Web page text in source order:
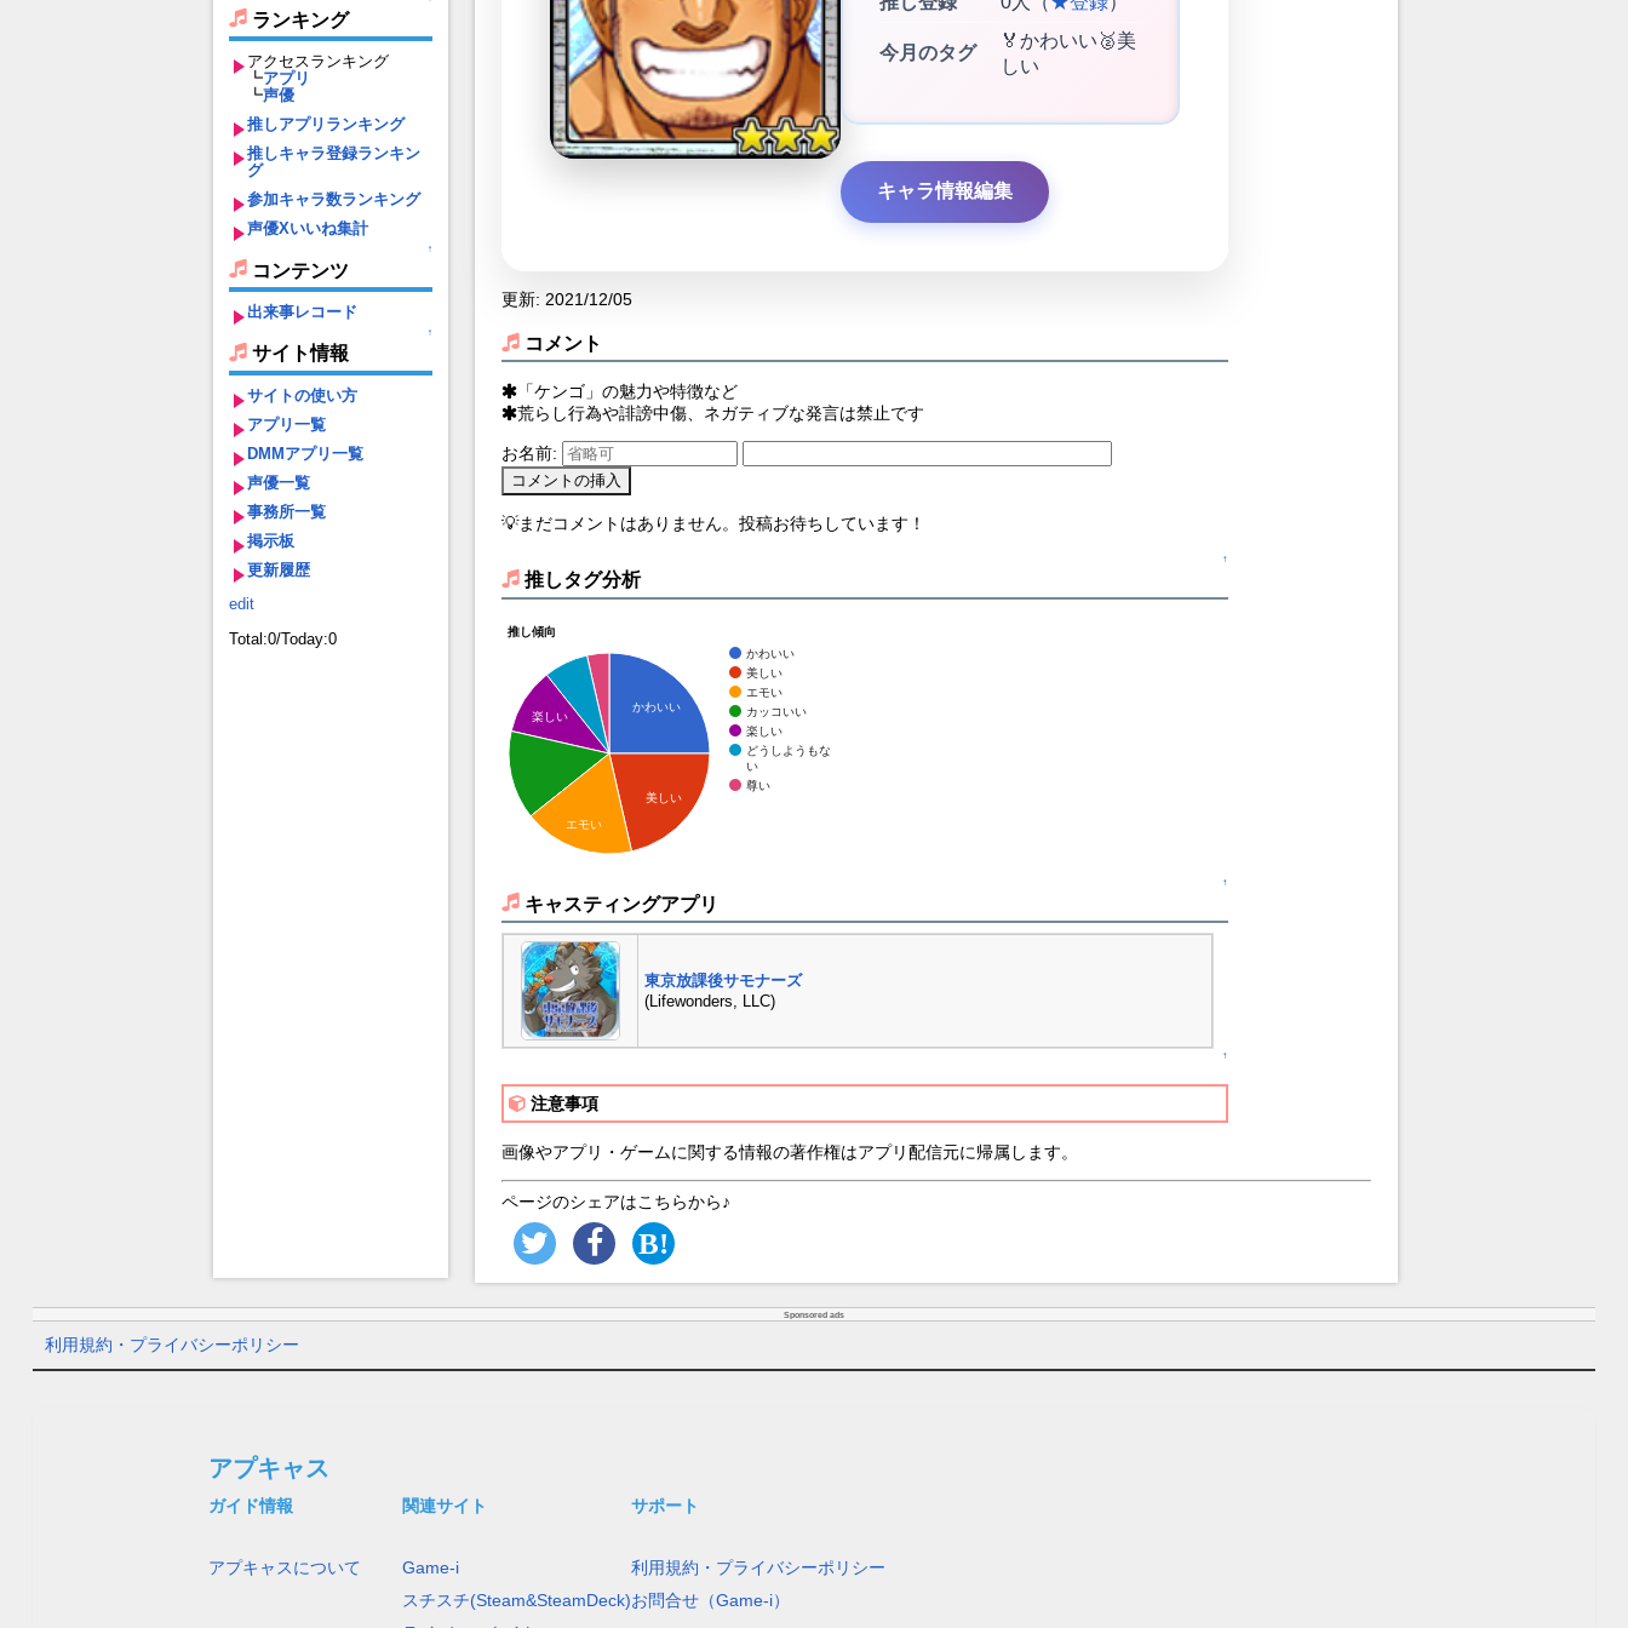
ランキング
アクセスランキング
┗アプリ
┗声優
推しアプリランキング
推しキャラ登録ランキン
グ
参加キャラ数ランキング
声優Xいいね集計
↑
コンテンツ
出来事レコード
↑
サイト情報
サイトの使い方
アプリ一覧
DMMアプリ一覧
声優一覧
事務所一覧
掲示板
更新履歴
edit
Total:0/Today:0
今月のタグ
🏅かわいい🥈美
しい
キャラ情報編集
更新: 2021/12/05
コメント
「ケンゴ」の魅力や特徴など
荒らし行為や誹謗中傷、ネガティブな発言は禁止です
お名前:
💡まだコメントはありません。投稿お待ちしています！
↑
推しタグ分析
推し傾向
かわいい
美しい
エモい
カッコいい
楽しい
どうしようもな
い
尊い
かわいい
美しい
楽しい
エモい
↑
キャスティングアプリ
東京放課後サモナーズ
(Lifewonders, LLC)
↑
注意事項
画像やアプリ・ゲームに関する情報の著作権はアプリ配信元に帰属します。
ページのシェアはこちらから♪
Sponsored ads
利用規約・プライバシーポリシー
アプキャス
ガイド情報
アプキャスについて
関連サイト
Game-i
スチスチ(Steam&SteamDeck)
サポート
利用規約・プライバシーポリシー
お問合せ（Game-i）